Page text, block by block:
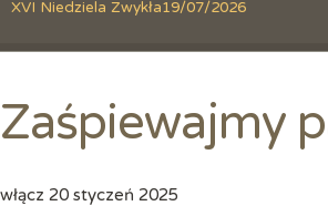
XVI Niedziela Zwykła19/07/2026
Zaśpiewajmy
włącz 20 styczeń 2025